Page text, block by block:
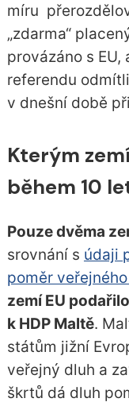
míru
„zdarma“
provázáno s
referendu
v dnešní době
Kterým
během 10
Pouze dvěma
srovnání s údaji
poměr
zemí EU
k HDP Maltě.
státům jižní
veřejný dluh a
škrtů dá dluh